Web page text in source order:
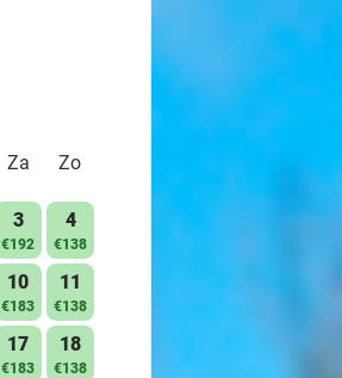
Za Zo
3
€192
4
€138
10
€183
11
€138
17
€183
18
€138